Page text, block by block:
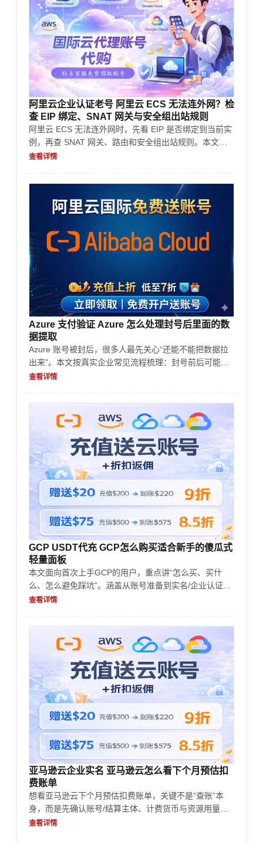
阿里云企业认证老号 阿里云 ECS 无法连外网？检
查 EIP 绑定、SNAT 网关与安全组出站规则
阿里云 ECS 无法连外网时，先看 EIP 是否绑定到当前实
例，再查 SNAT 网关、路由和安全组出站规则。本文按
实际排查顺序整理账号购买、实名认证、企业认证、充值
查看详情
Azure 支付验证 Azure 怎么处理封号后里面的数
据提取
Azure 账号被封后，很多人最先关心“还能不能把数据拉
出来”。本文按真实企业常见流程梳理：封号前后可能触
发的限制、如何判断数据是否仍在订阅内可访问、企业/
在风控审核中的作用，以及如何在成本可控下完成数据提
查看详情
GCP USDT代充 GCP怎么购买适合新手的傻瓜式
轻量面板
本文面向首次上手GCP的用户，重点讲“怎么买、买什
么、怎么避免踩坑”。涵盖从账号准备到实名/企业认证、
充值续费、支付方式选择、风控审核处理，再到轻量面板
见错误，帮助你尽快把资源跑起来。
查看详情
亚马逊云企业实名 亚马逊云怎么看下个月预估扣
费账单
想看亚马逊云下个月预估扣费账单，关键不是“查账”本
身，而是先确认账号/结算主体、计费货币与资源用量口
径，并处理好实名/企业认证与支付方式导致的风控拦
查看详情